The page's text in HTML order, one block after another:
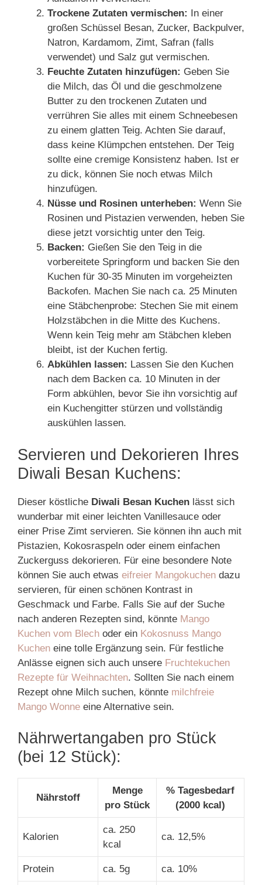
Trockene Zutaten vermischen: In einer
großen Schüssel Besan, Zucker, Backpulver,
Natron, Kardamom, Zimt, Safran (falls
verwendet) und Salz gut vermischen.
Feuchte Zutaten hinzufügen: Geben Sie
die Milch, das Öl und die geschmolzene
Butter zu den trockenen Zutaten und
verrühren Sie alles mit einem Schneebesen
zu einem glatten Teig. Achten Sie darauf,
dass keine Klümpchen entstehen. Der Teig
sollte eine cremige Konsistenz haben. Ist er
zu dick, können Sie noch etwas Milch
hinzufügen.
Nüsse und Rosinen unterheben: Wenn Sie
Rosinen und Pistazien verwenden, heben Sie
diese jetzt vorsichtig unter den Teig.
Backen: Gießen Sie den Teig in die
vorbereitete Springform und backen Sie den
Kuchen für 30-35 Minuten im vorgeheizten
Backofen. Machen Sie nach ca. 25 Minuten
eine Stäbchenprobe: Stechen Sie mit einem
Holzstäbchen in die Mitte des Kuchens.
Wenn kein Teig mehr am Stäbchen kleben
bleibt, ist der Kuchen fertig.
Abkühlen lassen: Lassen Sie den Kuchen
nach dem Backen ca. 10 Minuten in der
Form abkühlen, bevor Sie ihn vorsichtig auf
ein Kuchengitter stürzen und vollständig
auskühlen lassen.
Servieren und Dekorieren Ihres
Diwali Besan Kuchens:
Dieser köstliche Diwali Besan Kuchen lässt sich
wunderbar mit einer leichten Vanillesauce oder
einer Prise Zimt servieren. Sie können ihn auch mit
Pistazien, Kokosraspeln oder einem einfachen
Zuckerguss dekorieren. Für eine besondere Note
können Sie auch etwas eifreier Mangokuchen dazu
servieren, für einen schönen Kontrast in
Geschmack und Farbe. Falls Sie auf der Suche
nach anderen Rezepten sind, könnte Mango
Kuchen vom Blech oder ein Kokosnuss Mango
Kuchen eine tolle Ergänzung sein. Für festliche
Anlässe eignen sich auch unsere Fruchtekuchen
Rezepte für Weihnachten. Sollten Sie nach einem
Rezept ohne Milch suchen, könnte milchfreie
Mango Wonne eine Alternative sein.
Nährwertangaben pro Stück
(bei 12 Stück):
Nährstoff
Menge
pro Stück
% Tagesbedarf
(2000 kcal)
Kalorien
ca. 250
kcal
ca. 12,5%
Protein ca. 5g ca. 10%